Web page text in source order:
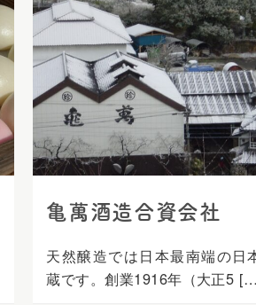
亀萬酒造合資会社
天然醸造では日本最南端の日
蔵です。創業1916年（大正5